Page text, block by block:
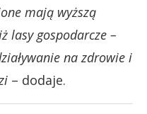
mają wyższą
lasy gospodarcze –
na zdrowie i
– dodaje.